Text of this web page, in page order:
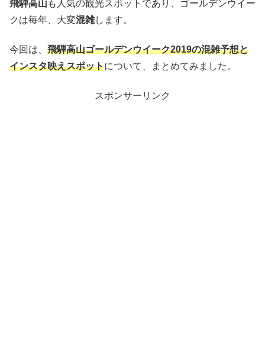
飛騨高山 も人気の観光スポットであり、ゴールデンウイー
クは毎年、大変混雑します。
今回は、 飛騨高山ゴールデンウイーク2019の混雑予想と
インスタ映えスポットについて、まとめてみました。
スポンサーリンク